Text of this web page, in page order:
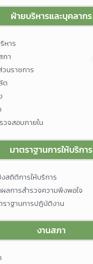
ฝ่ายบริหารและบุคลากร
หาร
ภา
นราชการ
ด
วจสอบภายใน
มาตราฐานการให้บริการ
สถิติการให้บริการ
ลการสำรวจความพึงพอใจ
ราฐานการปฎิบัติงาน
งานสภา